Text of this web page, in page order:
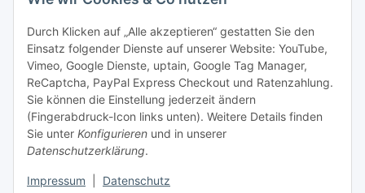
Durch Klicken auf „Alle akzeptieren“ gestatten Sie den
Einsatz folgender Dienste auf unserer Website: YouTube,
Vimeo, Google Dienste, uptain, Google Tag Manager,
ReCaptcha, PayPal Express Checkout und Ratenzahlung.
Sie können die Einstellung jederzeit ändern
(Fingerabdruck-Icon links unten). Weitere Details finden
Sie unter Konfigurieren und in unserer
Datenschutzerklärung.
Impressum Datenschutz
Abonnieren
Newsletter Abonnieren
Informationen
Gesetzliche Informationen